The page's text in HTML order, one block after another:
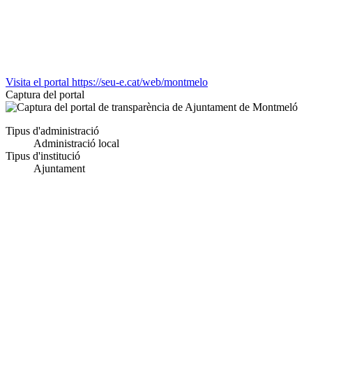
Visita el portal https://seu-e.cat/web/montmelo
Captura del portal
Tipus d'administració
Administració local
Tipus d'institució
Ajuntament